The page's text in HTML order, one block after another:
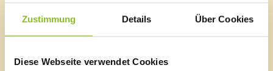
Zustimmung Details Über Cookies
Diese Webseite verwendet Cookies
Ärzte & Apotheke
Notdienste